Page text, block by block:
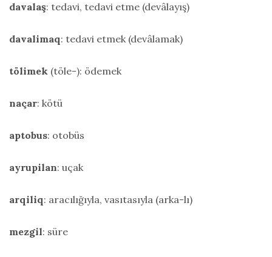
davalaş: tedavi, tedavi etme (devâlayış)
davalimaq: tedavi etmek (devâlamak)
tölimek (töle-): ödemek
naçar: kötü
aptobus: otobüs
ayrupilan: uçak
arqiliq: aracılığıyla, vasıtasıyla (arka-lı)
mezgil: süre